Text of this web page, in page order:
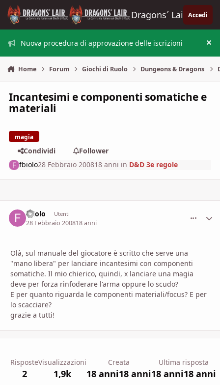
Vai al contenuto
Dragons´ Lair Accedi
Nuova procedura di approvazione delle iscrizioni
Home Forum Giochi di Ruolo Dungeons & Dragons
Incantesimi e componenti somatiche e
materiali
magia
Condividi
Follower
fbiolo28 Febbraio 200818 anni in D&D 3e regole
fbiolo Utenti
28 Febbraio 200818 anni
Olà, sul manuale del giocatore è scritto che serve una
"mano libera" per lanciare incantesimi con componenti
somatiche. Il mio chierico, quindi, x lanciare una magia
deve per forza rinfoderare l'arma oppure lo scudo?
E per quanto riguarda le componenti materiali/focus? E per
lo scacciare?
grazie a tutti!
Risposte
2
Visualizzazioni
1,9k
Creata
18 anni18 anni
Ultima risposta
18 anni18 anni